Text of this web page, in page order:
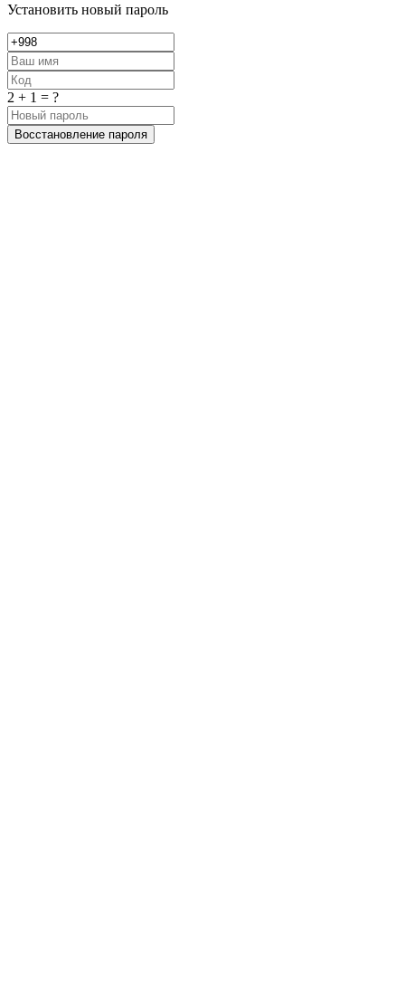
Установить новый пароль
2 + 1 = ?
Восстановление пароля